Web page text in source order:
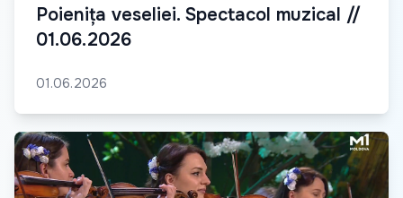
Poienița veseliei. Spectacol muzical //
01.06.2026
01.06.2026